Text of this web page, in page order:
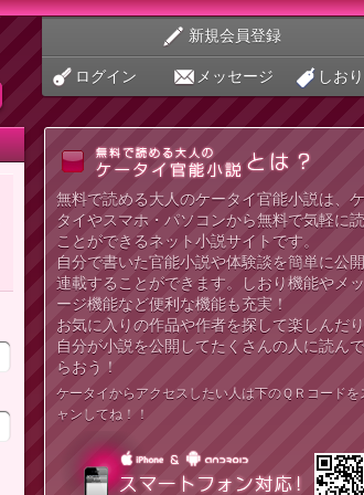
新規会員登録
ログイン メッセージ しお
無料で読める大人のケータイ官能小説は、
タイやスマホ・パソコンから無料で気軽に
ことができるネット小説サイトです。
自分で書いた官能小説や体験談を簡単に公開
連載することができます。しおり機能やメ
ージ機能など便利な機能も充実！
お気に入りの作品や作者を探して楽しんだり
自分が小説を公開してたくさんの人に読ん
らおう！
ケータイからアクセスしたい人は下のＱＲコードを
ャンしてね！！